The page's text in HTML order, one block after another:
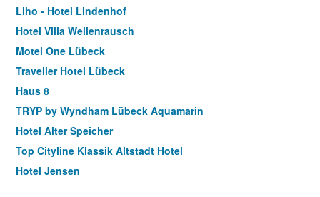
Liho - Hotel Lindenhof
Hotel Villa Wellenrausch
Motel One Lübeck
Traveller Hotel Lübeck
Haus 8
TRYP by Wyndham Lübeck Aquamarin
Hotel Alter Speicher
Top Cityline Klassik Altstadt Hotel
Hotel Jensen